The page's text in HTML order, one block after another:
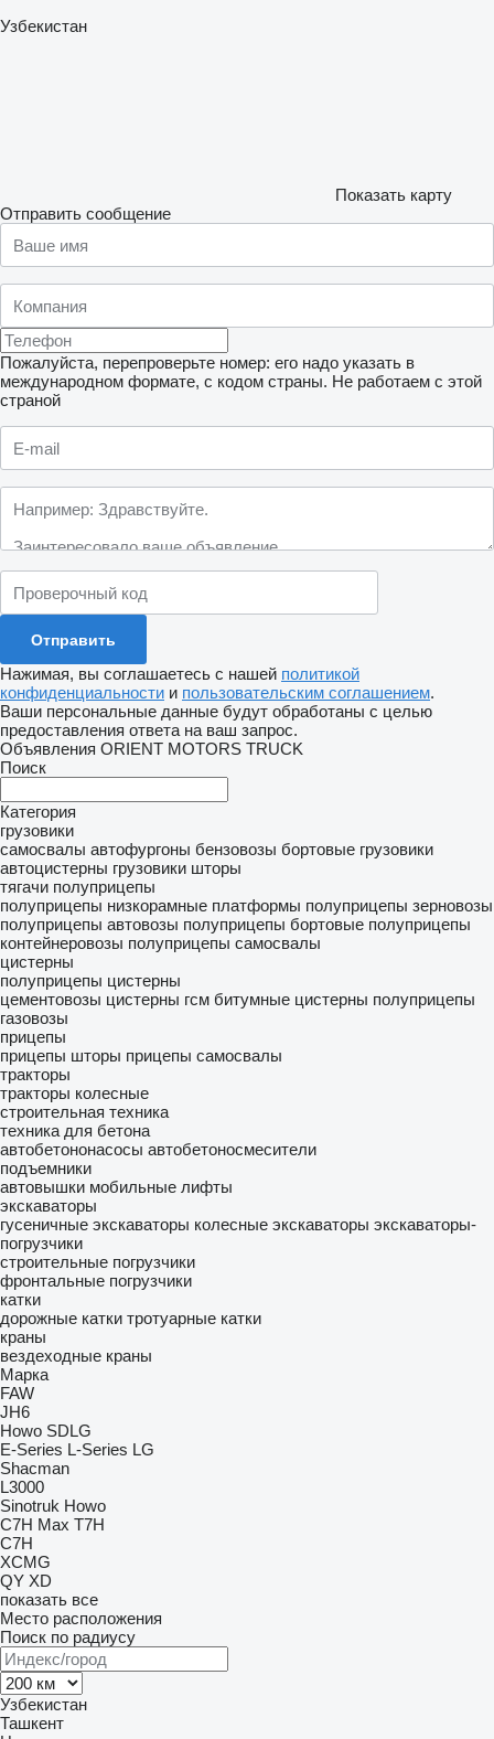
Узбекистан
Показать карту
Отправить сообщение
Пожалуйста, перепроверьте номер: его надо указать в
международном формате, с кодом страны. Не работаем с этой
страной
Нажимая, вы соглашаетесь с нашей политикой
конфиденциальности и пользовательским соглашением.
Ваши персональные данные будут обработаны с целью
предоставления ответа на ваш запрос.
Объявления ORIENT MOTORS TRUCK
Поиск
Категория
грузовики
самосвалы автофургоны бензовозы бортовые грузовики
автоцистерны грузовики шторы
тягачи полуприцепы
полуприцепы низкорамные платформы полуприцепы зерновозы
полуприцепы автовозы полуприцепы бортовые полуприцепы
контейнеровозы полуприцепы самосвалы
цистерны
полуприцепы цистерны
цементовозы цистерны гсм битумные цистерны полуприцепы
газовозы
прицепы
прицепы шторы прицепы самосвалы
тракторы
тракторы колесные
строительная техника
техника для бетона
автобетононасосы автобетоносмесители
подъемники
автовышки мобильные лифты
экскаваторы
гусеничные экскаваторы колесные экскаваторы экскаваторы-
погрузчики
строительные погрузчики
фронтальные погрузчики
катки
дорожные катки тротуарные катки
краны
вездеходные краны
Марка
FAW
JH6
Howo SDLG
E-Series L-Series LG
Shacman
L3000
Sinotruk Howo
C7H Max T7H
C7H
XCMG
QY XD
показать все
Место расположения
Поиск по радиусу
Узбекистан
Ташкент